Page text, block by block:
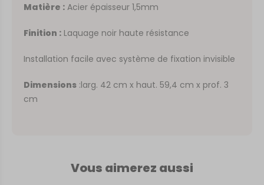
Matière : Acier épaisseur 1,5mm
Finition : Laquage noir haute résistance
Installation facile avec système de fixation invisible
Dimensions :larg. 42 cm x haut. 59,4 cm x prof. 3
cm
Vous aimerez aussi